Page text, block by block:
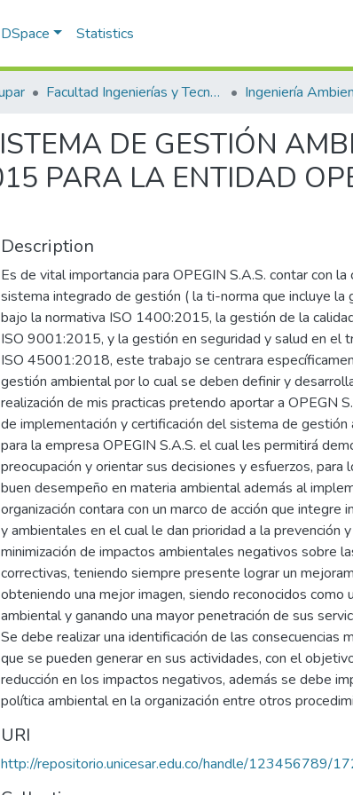
Statistics
Facultad Ingenierías y Tecnologías
DE GESTIÓN
PARA LA ENTIDAD
Description
Es de vital importancia para OPEGIN S.A.S. contar con
sistema integrado de gestión ( la ti-norma que incluye la
bajo la normativa ISO 1400:2015, la gestión de la
ISO 9001:2015, y la gestión en seguridad y salud en el
ISO 45001:2018, este trabajo se centrara
gestión ambiental por lo cual se deben definir y
realización de mis practicas pretendo aportar a OPEGN
de implementación y certificación del sistema de gestión
para la empresa OPEGIN S.A.S. el cual les permitirá
preocupación y orientar sus decisiones y esfuerzos, para
buen desempeño en materia ambiental además al
organización contara con un marco de acción que integre
y ambientales en el cual le dan prioridad a la prevención
minimización de impactos ambientales negativos sobre
correctivas, teniendo siempre presente lograr un
obteniendo una mejor imagen, siendo reconocidos como
ambiental y ganando una mayor penetración de sus
Se debe realizar una identificación de las consecuencias
que se pueden generar en sus actividades, con el
reducción en los impactos negativos, además se debe
política ambiental en la organización entre otros
URI
http://repositorio.unicesar.edu.co/handle/123456789/